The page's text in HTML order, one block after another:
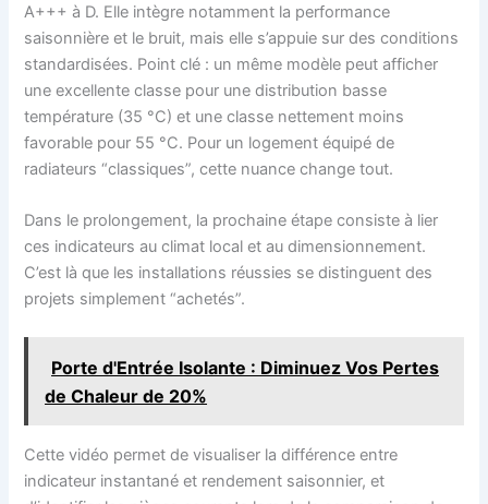
A+++ à D. Elle intègre notamment la performance
saisonnière et le bruit, mais elle s’appuie sur des conditions
standardisées. Point clé : un même modèle peut afficher
une excellente classe pour une distribution basse
température (35 °C) et une classe nettement moins
favorable pour 55 °C. Pour un logement équipé de
radiateurs “classiques”, cette nuance change tout.
Dans le prolongement, la prochaine étape consiste à lier
ces indicateurs au climat local et au dimensionnement.
C’est là que les installations réussies se distinguent des
projets simplement “achetés”.
Porte d'Entrée Isolante : Diminuez Vos Pertes
de Chaleur de 20%
Cette vidéo permet de visualiser la différence entre
indicateur instantané et rendement saisonnier, et